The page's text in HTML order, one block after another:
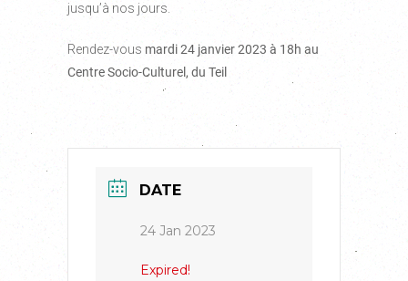
jusqu’à nos jours.
Rendez-vous mardi 24 janvier 2023 à 18h au
Centre Socio-Culturel, du Teil
DATE
24 Jan 2023
Expired!